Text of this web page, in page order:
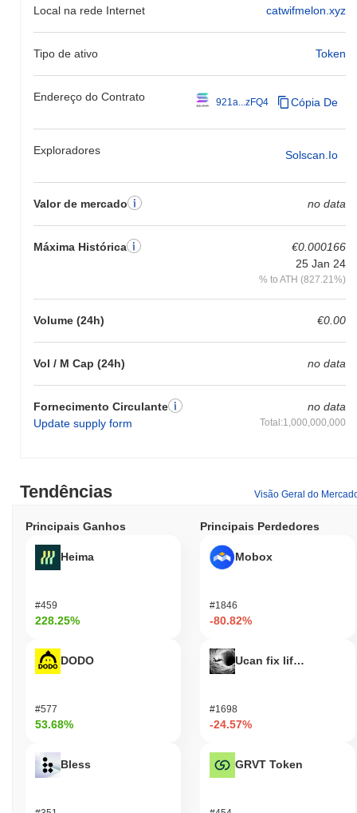
Local na rede Internet catwifmelon.xyz
Tipo de ativo Token
Endereço do Contrato 921a...zFQ4 Cópia De
Exploradores Solscan.io
Valor de mercado no data
Máxima Histórica
€0.000166
25 Jan 24
% to ATH (827.21%)
Volume (24h) €0.00
Vol / M Cap (24h) no data
Fornecimento Circulante
Update supply form
no data
Total:1,000,000,000
Tendências Visão Geral do
Principais Ganhos
Heima
#459
228.25%
DODO
#577
53.68%
Bless
Principais Perdedores
Mobox
#1846
-80.82%
Ucan fix life in1day
#1698
-24.57%
GRVT Token